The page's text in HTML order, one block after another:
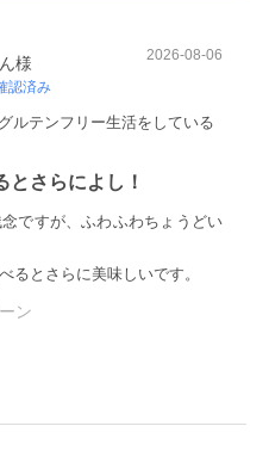
様
認済み
2026-08-06
ルテンフリー生活をしている
とさらによし！
ですが、ふわふわちょうどい
るとさらに美味しいです。
ン